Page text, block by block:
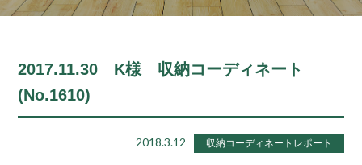
2017.11.30 K様 収納コーディネート
(No.1610)
2018.3.12 収納コーディネートレポート